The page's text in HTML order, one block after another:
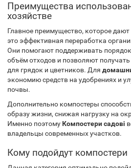
Преимущества
хозяйстве
Главное преимущество, которое дают
это эффективная переработка
Они помогают поддерживать
объём отходов и позволяют
для грядок и цветников. Для
экономию средств на удобрениях и
почвы.
Дополнительно компостеры
образу жизни, снижая нагрузку на
Именно поэтому Компостери садові
владельцы современных участков.
Кому подойдут компостери